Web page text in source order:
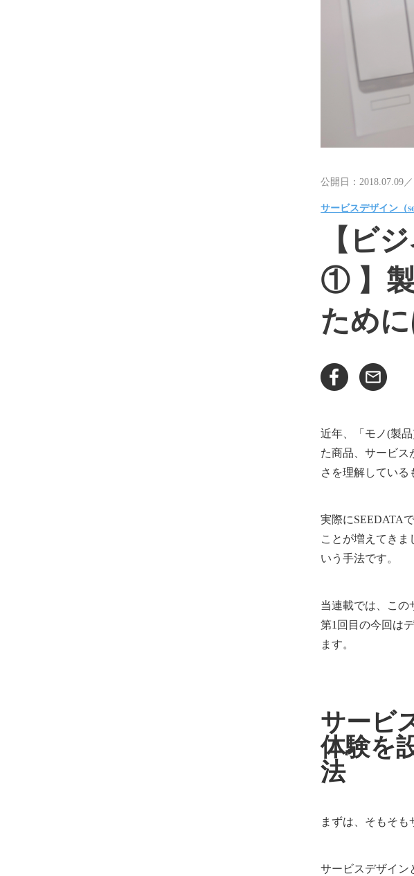
公開日：2018.07.09
サービスデザイン（
【ビ
① 】製
ために
近年、「モノ(製
た商品、サービス
さを理解している
実際にSEEDATA
ことが増えてきま
いう手法です。
当連載では、この
第1回目の今回は
ます。
サービ
体験を
法
まずは、そもそも
サービスデザイン